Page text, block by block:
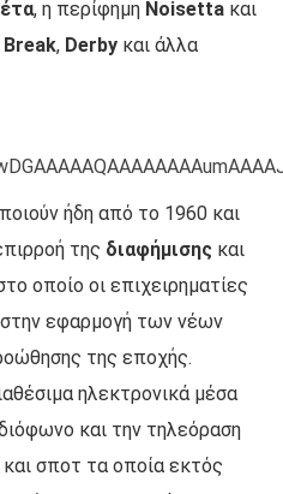
, η περίφημη Noisetta και
Break, Derby και άλλα
ήδη από το 1960 και
της διαφήμισης και
οποίο οι επιχειρηματίες
εφαρμογή των νέων
της εποχής.
ηλεκτρονικά μέσα
και την τηλεόραση
και σποτ τα οποία εκτός